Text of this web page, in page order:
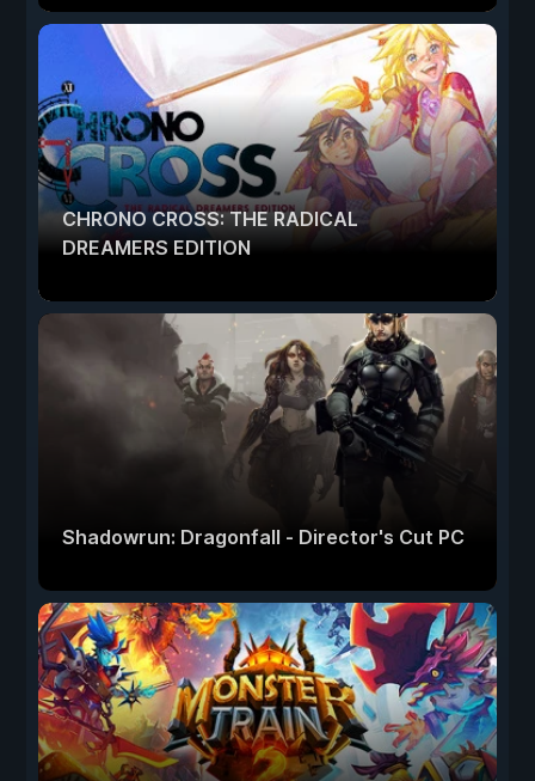
CHRONO CROSS: THE RADICAL
DREAMERS EDITION
Shadowrun: Dragonfall - Director's Cut PC